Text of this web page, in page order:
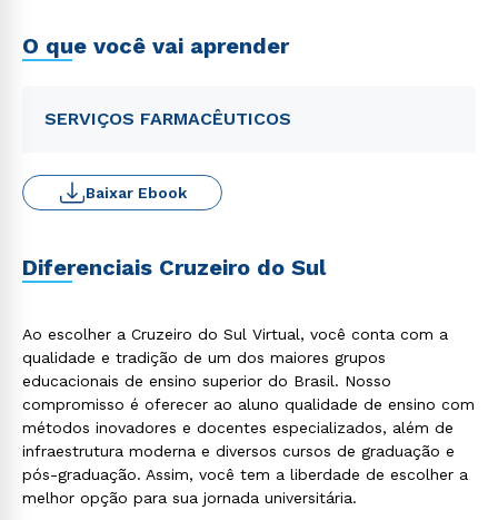
O que você vai aprender
SERVIÇOS FARMACÊUTICOS
Baixar Ebook
Diferenciais Cruzeiro do Sul
Ao escolher a Cruzeiro do Sul Virtual, você conta com a
qualidade e tradição de um dos maiores grupos
educacionais de ensino superior do Brasil. Nosso
compromisso é oferecer ao aluno qualidade de ensino com
métodos inovadores e docentes especializados, além de
infraestrutura moderna e diversos cursos de graduação e
pós-graduação. Assim, você tem a liberdade de escolher a
melhor opção para sua jornada universitária.